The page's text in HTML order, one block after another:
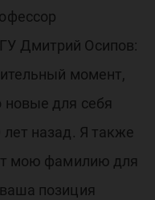
Дмитрий Осипов:
момент,
новые для себя
назад. Я также
мою фамилию для
позиция